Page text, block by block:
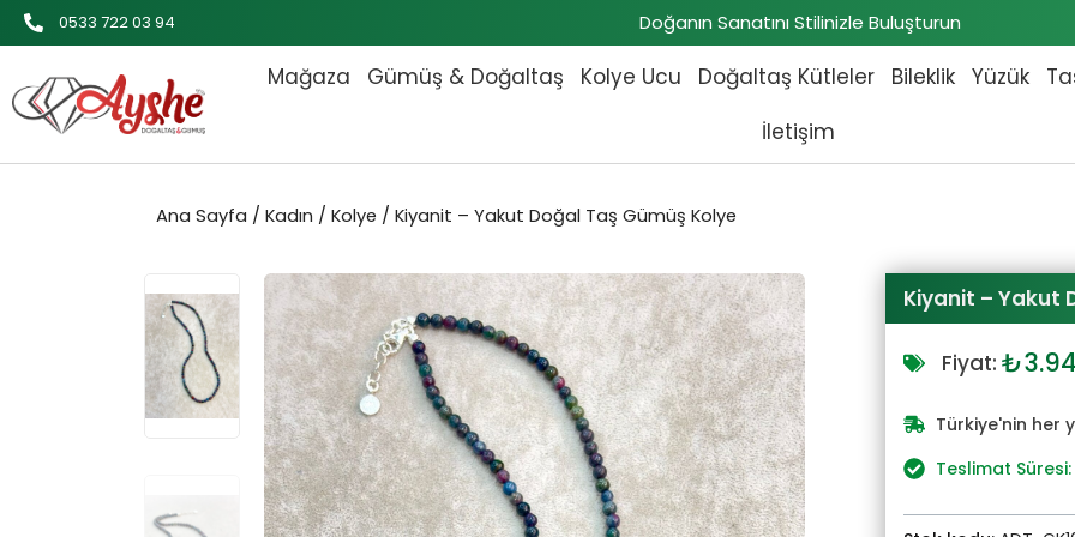
İçeriğe
atla
0533 722 03 94 Doğanın Sanatını Stilinizle Buluşturun
Mağaza Gümüş & Doğaltaş Kolye Ucu Doğaltaş Kütleler Bileklik Yüzük
İletişim
Ana Sayfa / Kadın / Kolye / Kiyanit – Yakut Doğal Taş Gümüş Kolye
Kiyanit – Yakut
Fiyat: ₺
Türkiye'nin her
Teslimat